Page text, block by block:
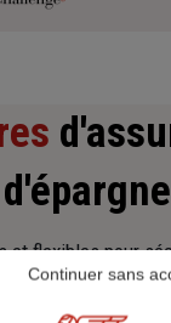
d'épargne
et flexibles pour
et anticiper ceux
Continuer sans